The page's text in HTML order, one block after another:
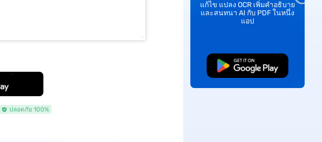
ปลอดภัย 100%
แก้ไข แปลง OCR เพิ่มคำอธิบาย
และสนทนา AI กับ PDF ในหนึ่ง
แอป
ดาวน์โหลดฟรี